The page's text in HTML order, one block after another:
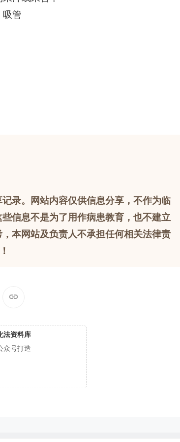
吸管
录。网站内容仅供信息分享，不作为临
信息不是为了用作病患教育，也不建立
本网站及负责人不承担任何相关法律责
法资料库
众号打造